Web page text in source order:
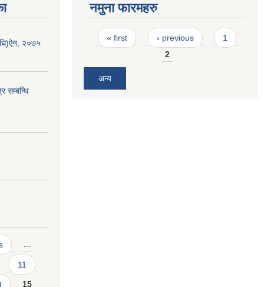
२०७५
सम्बन्धि
…
11
15
नमुना फारमहरु
Pages
« first ‹ previous
1
2
अन्य